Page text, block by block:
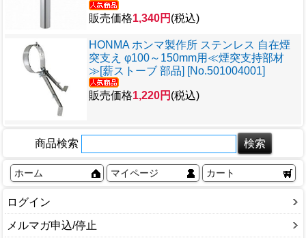
販売価格1,340円 (税込)
HONMA ホンマ製作所 ステンレス 自在煙
突支え φ100～150mm用≪煙突支持部材
≫[薪ストーブ 部品] [No.501004001]
販売価格1,220円 (税込)
商品検索
ホーム マイページ カート
ログイン
メルマガ申込/停止